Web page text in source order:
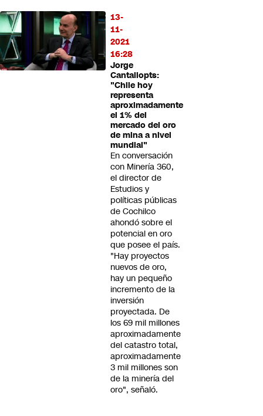
13-
11-
2021
16:28
Jorge
Cantallopts:
"Chile hoy
representa
aproximadamente
el 1% del
mercado del oro
de mina a nivel
mundial"
En conversación
con Minería 360,
el director de
Estudios y
políticas públicas
de Cochilco
ahondó sobre el
potencial en oro
que posee el país.
"Hay proyectos
nuevos de oro,
hay un pequeño
incremento de la
inversión
proyectada. De
los 69 mil millones
aproximadamente
del catastro total,
aproximadamente
3 mil millones son
de la minería del
oro", señaló.